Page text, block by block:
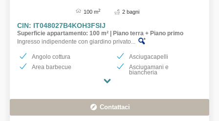
100 m2 2 bagni
CIN: IT048027B4KOH3FSIJ
Superficie appartamento: 100 m² | Piano terra + Piano primo
Ingresso indipendente con giardino privato...
Angolo cottura
Area barbecue
Asciugacapelli
Asciugamani e
biancheria
Contattaci